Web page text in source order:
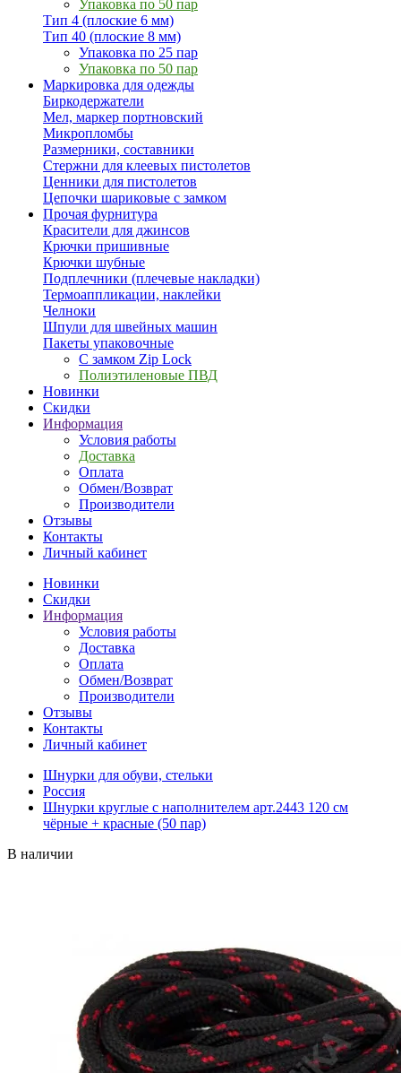
Упаковка по 50 пар
Тип 4 (плоские 6 мм)
Тип 40 (плоские 8 мм)
Упаковка по 25 пар
Упаковка по 50 пар
Маркировка для одежды
Биркодержатели
Мел, маркер портновский
Микропломбы
Размерники, составники
Стержни для клеевых пистолетов
Ценники для пистолетов
Цепочки шариковые с замком
Прочая фурнитура
Красители для джинсов
Крючки пришивные
Крючки шубные
Подплечники (плечевые накладки)
Термоаппликации, наклейки
Челноки
Шпули для швейных машин
Пакеты упаковочные
С замком Zip Lock
Полиэтиленовые ПВД
Новинки
Скидки
Информация
Условия работы
Доставка
Оплата
Обмен/Возврат
Производители
Отзывы
Контакты
Личный кабинет
Новинки
Скидки
Информация
Условия работы
Доставка
Оплата
Обмен/Возврат
Производители
Отзывы
Контакты
Личный кабинет
Шнурки для обуви, стельки
Россия
Шнурки круглые с наполнителем арт.2443 120 см
чёрные + красные (50 пар)
В наличии